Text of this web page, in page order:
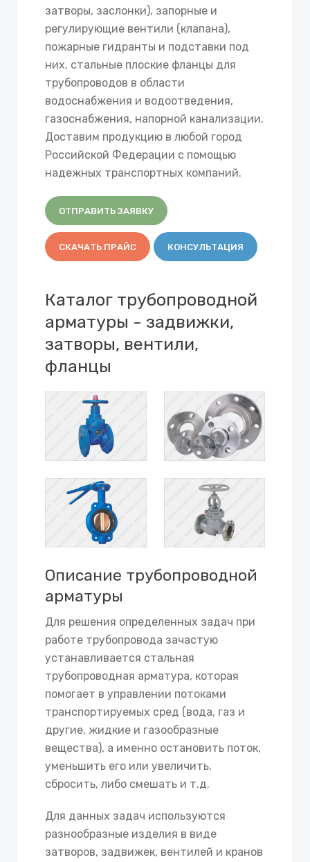
затворы, заслонки), запорные и
регулирующие вентили (клапана),
пожарные гидранты и подставки под
них, стальные плоские фланцы для
трубопроводов в области
водоснабжения и водоотведения,
газоснабжения, напорной канализации.
Доставим продукцию в любой город
Российской Федерации с помощью
надежных транспортных компаний.
ОТПРАВИТЬ ЗАЯВКУ
СКАЧАТЬ ПРАЙС КОНСУЛЬТАЦИЯ
Каталог трубопроводной
арматуры - задвижки,
затворы, вентили,
фланцы
Описание трубопроводной
арматуры
Для решения определенных задач при
работе трубопровода зачастую
устанавливается стальная
трубопроводная арматура, которая
помогает в управлении потоками
транспортируемых сред (вода, газ и
другие, жидкие и газообразные
вещества), а именно остановить поток,
уменьшить его или увеличить,
сбросить, либо смешать и т.д.
Для данных задач используются
разнообразные изделия в виде
затворов, задвижек, вентилей и кранов